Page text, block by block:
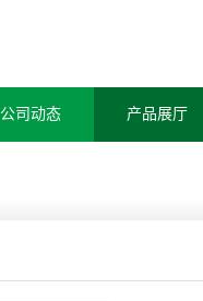
公司动态 产品展厅